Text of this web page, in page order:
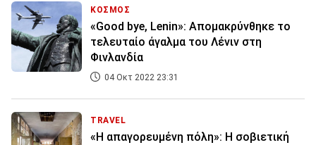
ΚΟΣΜΟΣ
«Good bye, Lenin»: Απομακρύνθηκε το
τελευταίο άγαλμα του Λένιν στη
Φινλανδία
04 Οκτ 2022 23:31
TRAVEL
«Η απαγορευμένη πόλη»: H σοβιετική